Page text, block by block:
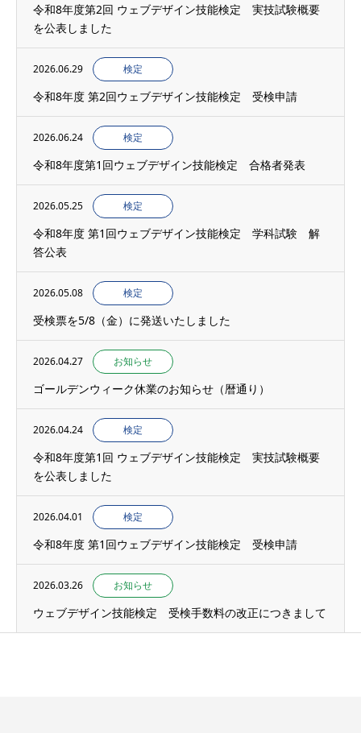
令和8年度第2回 ウェブデザイン技能検定 実技試験概要
を公表しました
2026.06.29 検定
令和8年度 第2回ウェブデザイン技能検定 受検申請
2026.06.24 検定
令和8年度第1回ウェブデザイン技能検定 合格者発表
2026.05.25 検定
令和8年度 第1回ウェブデザイン技能検定 学科試験 解
答公表
2026.05.08 検定
受検票を5/8（金）に発送いたしました
2026.04.27 お知らせ
ゴールデンウィーク休業のお知らせ（暦通り）
2026.04.24 検定
令和8年度第1回 ウェブデザイン技能検定 実技試験概要
を公表しました
2026.04.01 検定
令和8年度 第1回ウェブデザイン技能検定 受検申請
2026.03.26 お知らせ
ウェブデザイン技能検定 受検手数料の改正につきまして